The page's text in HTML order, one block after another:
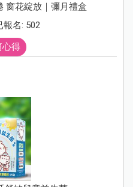
窗花綻放｜彌月禮盒
報名: 502
心得